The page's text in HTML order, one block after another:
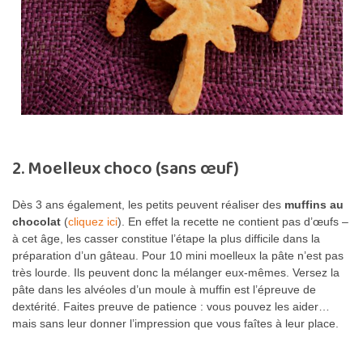
2. Moelleux choco (sans œuf)
Dès 3 ans également, les petits peuvent réaliser des muffins au
chocolat (cliquez ici). En effet la recette ne contient pas d’œufs –
à cet âge, les casser constitue l’étape la plus difficile dans la
préparation d’un gâteau. Pour 10 mini moelleux la pâte n’est pas
très lourde. Ils peuvent donc la mélanger eux-mêmes. Versez la
pâte dans les alvéoles d’un moule à muffin est l’épreuve de
dextérité. Faites preuve de patience : vous pouvez les aider…
mais sans leur donner l’impression que vous faîtes à leur place.